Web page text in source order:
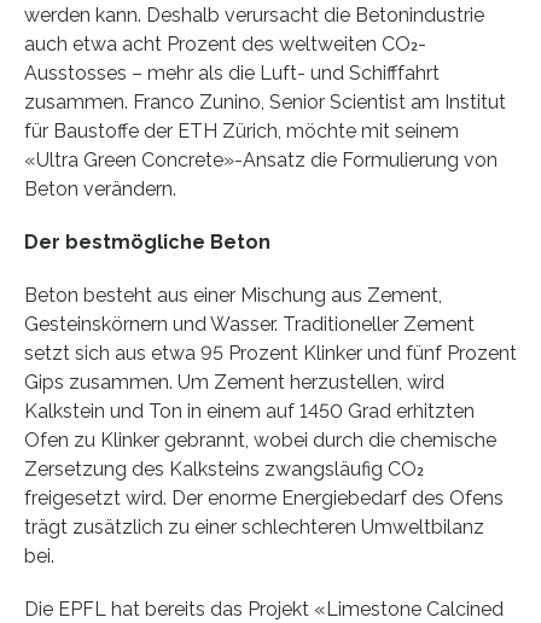
werden kann. Deshalb verursacht die Betonindustrie
auch etwa acht Prozent des weltweiten CO₂-
Ausstosses – mehr als die Luft-​ und Schifffahrt
zusammen. Franco Zunino, Senior Scientist am Institut
für Baustoffe der ETH Zürich, möchte mit seinem
«Ultra Green Concrete»-​Ansatz die Formulierung von
Beton verändern.
Der bestmögliche Beton
Beton besteht aus einer Mischung aus Zement,
Gesteinskörnern und Wasser. Traditioneller Zement
setzt sich aus etwa 95 Prozent Klinker und fünf Prozent
Gips zusammen. Um Zement herzustellen, wird
Kalkstein und Ton in einem auf 1450 Grad erhitzten
Ofen zu Klinker gebrannt, wobei durch die chemische
Zersetzung des Kalksteins zwangsläufig CO₂
freigesetzt wird. Der enorme Energiebedarf des Ofens
trägt zusätzlich zu einer schlechteren Umweltbilanz
bei.
Die EPFL hat bereits das Projekt «Limestone Calcined